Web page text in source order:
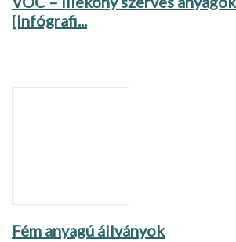
[Infógrafi...
Fém anyagú állványok